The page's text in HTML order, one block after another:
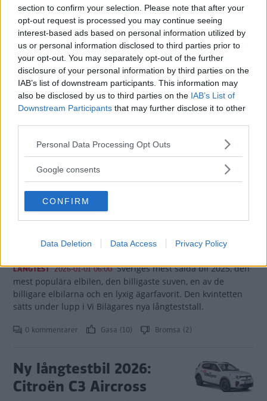
section to confirm your selection. Please note that after your
opt-out request is processed you may continue seeing
interest-based ads based on personal information utilized by
us or personal information disclosed to third parties prior to
your opt-out. You may separately opt-out of the further
disclosure of your personal information by third parties on the
IAB’s list of downstream participants. This information may
also be disclosed by us to third parties on the IAB’s List of
Downstream Participants that may further disclose it to other
Please note that this website/app uses one or more Google
not limited to your visit or usage behaviour. You may click to
use your data for below specified purposes in below Google
consent section.
Personal Data Processing Opt Outs
Google consents
CONFIRM
Data Deletion Data Access Privacy Policy
Aircross har en underlig egenhet som gör att våra prylar
”försvinner”. Dessutom hissar vi varningsflagg för
styrningen.
0 kommentarer Gasa (9) Bromsa (9)
Provkörning: Citroën C3
Aircross (2026)
Citroën C3 Aircross lanseras
under parollen ”Sveriges billigaste suv”. Med lite mer
utrustning ökar priset men man får fortfarande mycket bil
för pengarna.
0 kommentarer Gasa (35)
Nya bilar under luppen
LÅNGTEST 2026-01-01 06:00 Sveriges mest sålda bil 2025, den
mest populära elbilen, den billigaste suven, en av de
billigare elbilarna och en lyxig ägarfavorit. Den kvintetten
sätts under lupp i Vi Bilägares nya långteststall.
0 kommentarer Gasa (10) Bromsa (2)
Ny långtestbil 2026:
Citroën C3 Aircross